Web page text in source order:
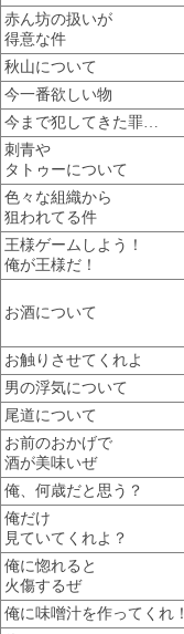
赤ん坊の扱いが
得意な件
秋山について
今一番欲しい物
今まで犯してきた罪…
刺青や
タトゥーについて
色々な組織から
狙われてる件
王様ゲームしよう！
俺が王様だ！
お酒について
お触りさせてくれよ
男の浮気について
尾道について
お前のおかげで
酒が美味いぜ
俺、何歳だと思う？
俺だけ
見ていてくれよ？
俺に惚れると
火傷するぜ
俺に味噌汁を作ってくれ！